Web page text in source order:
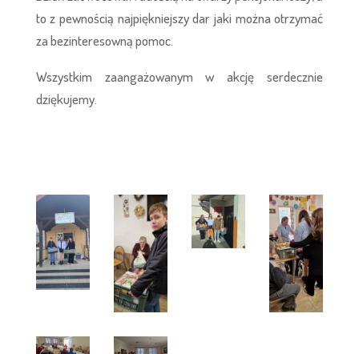
to z pewnością najpiękniejszy dar jaki można otrzymać
za bezinteresowną pomoc.
Wszystkim zaangażowanym w akcję serdecznie
dziękujemy.